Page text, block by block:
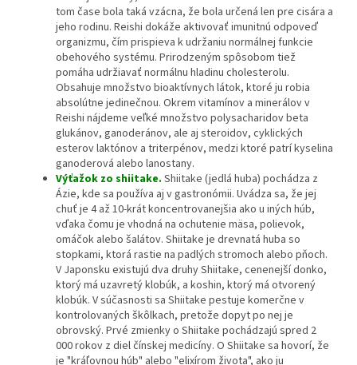
tom čase bola taká vzácna, že bola určená len pre cisára a
jeho rodinu. Reishi dokáže aktivovať imunitnú odpoveď
organizmu, čím prispieva k udržaniu normálnej funkcie
obehového systému. Prirodzeným spôsobom tiež
pomáha udržiavať normálnu hladinu cholesterolu.
Obsahuje množstvo bioaktívnych látok, ktoré ju robia
absolútne jedinečnou. Okrem vitamínov a minerálov v
Reishi nájdeme veľké množstvo polysacharidov beta
glukánov, ganoderánov, ale aj steroidov, cyklických
esterov laktónov a triterpénov, medzi ktoré patrí kyselina
ganoderová alebo lanostany.
Výťažok zo shiitake. Shiitake (jedlá huba) pochádza z
Ázie, kde sa používa aj v gastronómii. Uvádza sa, že jej
chuť je 4 až 10-krát koncentrovanejšia ako u iných húb,
vďaka čomu je vhodná na ochutenie mäsa, polievok,
omáčok alebo šalátov. Shiitake je drevnatá huba so
stopkami, ktorá rastie na padlých stromoch alebo pňoch.
V Japonsku existujú dva druhy Shiitake, cenenejší donko,
ktorý má uzavretý klobúk, a koshin, ktorý má otvorený
klobúk. V súčasnosti sa Shiitake pestuje komerčne v
kontrolovaných škôlkach, pretože dopyt po nej je
obrovský. Prvé zmienky o Shiitake pochádzajú spred 2
000 rokov z diel čínskej medicíny. O Shiitake sa hovorí, že
je "kráľovnou húb" alebo "elixírom života", ako ju